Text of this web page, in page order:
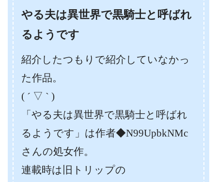
やる夫は異世界で黒騎士と呼ばれ
るようです
紹介したつもりで紹介していなかっ
た作品。
( ´ ▽ ` )
「やる夫は異世界で黒騎士と呼ばれ
るようです」は作者◆N99UpbkNMc
さんの処女作。
連載時は旧トリップの